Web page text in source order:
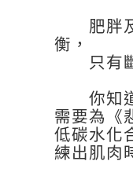
肥胖及
衡，
只有斷
你知道
需要為《
低碳水化
練出肌肉